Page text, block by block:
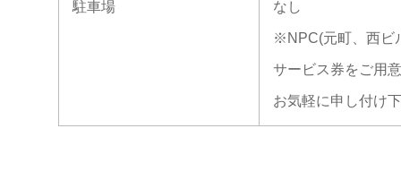
駐車場 なし
※NPC(元町、西ビ
サービス券をご用
お気軽に申し付け